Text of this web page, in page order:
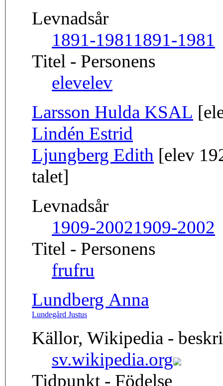
Levnadsår
1891-19811891-1981
Titel - Personens
elevelev
Larsson Hulda KSAL
Lindén Estrid
Ljungberg Edith [elev
talet]
Levnadsår
1909-20021909-2002
Titel - Personens
frufru
Lundberg Anna
Lundegård Justus
Källor, Wikipedia -
sv.wikipedia.org
Tidpunkt - Födelse